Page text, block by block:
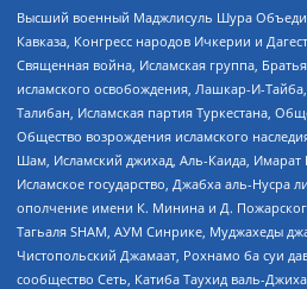
Высший военный Маджлисуль Шура
Кавказа, Конгресс народов Ичкерии и
Священная война, Исламская группа,
исламского освобождения, Лашкар-И-
Талибан, Исламская партия Туркестана,
Общество возрождения исламского
Шам, Исламский джихад, Аль-Каида, Имарат
Исламское государство, Джабха аль-
ополчение имени К. Минина и Д.
Тагьаля SHAM, АУМ Синрике, Муджахеды
Чистопольский Джамаат, Рохнамо ба суи
сообщество Сеть, Катиба Таухид валь-